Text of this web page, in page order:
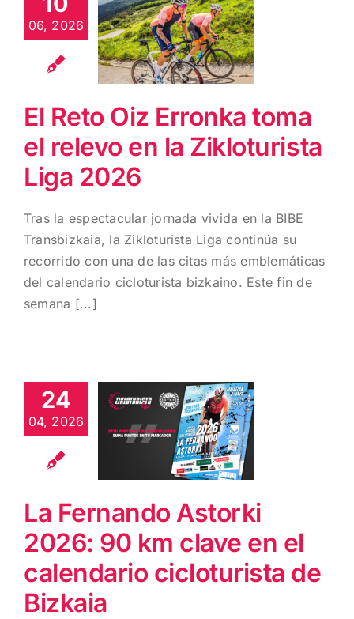
06, 2026
Erronka toma
el relevo en la
Zikloturista
Liga 2026
El Reto Oiz Erronka toma
el relevo en la Zikloturista
Liga 2026
Tras la espectacular jornada vivida en la BIBE
Transbizkaia, la Zikloturista Liga continúa su
recorrido con una de las citas más emblemáticas
del calendario cicloturista bizkaino. Este fin de
semana [...]
24
04, 2026
Astorki 2026:
90 km clave
en el
calendario
cicloturista
de Bizkaia
La Fernando Astorki
2026: 90 km clave en el
calendario cicloturista de
Bizkaia